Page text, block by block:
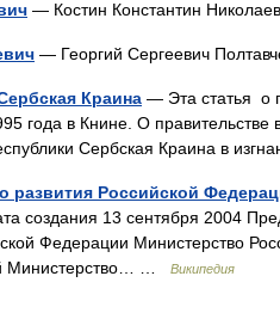
— Костин Константин
— Георгий Сергеевич
Краина — Эта статья о
года в Книне. О правительстве
Сербская Краина в
развития Российской
создания 13 сентября 2004
Федерации Министерство
Министерство… …
Википедия